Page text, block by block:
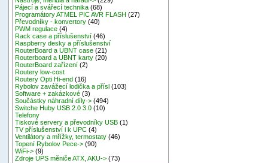
Pájecí a svářecí technika (68)
Programátory ATMEL PIC AVR FLASH (27)
Převodníky - konvertory (40)
PWM regulace (4)
Rack case a příslušenství (46)
Raspberry desky a příslušenství
RouterBoard a UBNT case (21)
Routerboard a UBNT karty (20)
RouterBoard zařízení (2)
Routery low-cost
Routery Opti Hi-end (16)
Rybolov zavážecí lodička a přísl (103)
Software + zakázkové (3)
Součástky náhradní díly-> (494)
Switche Huby USB 2.0 3.0 (10)
Telefony
Tiskové servery a převodníky USB (1)
TV příslušenství i k UPC (4)
Ventilátory a mřížky, termostaty (46)
Topení Rybolov Pece-> (90)
WiFi-> (9)
Zdroje UPS měniče ATX, AKU-> (73)